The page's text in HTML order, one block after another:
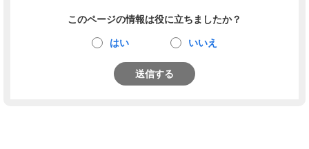
このページの情報は役に立ちましたか？
はい いいえ
送信する